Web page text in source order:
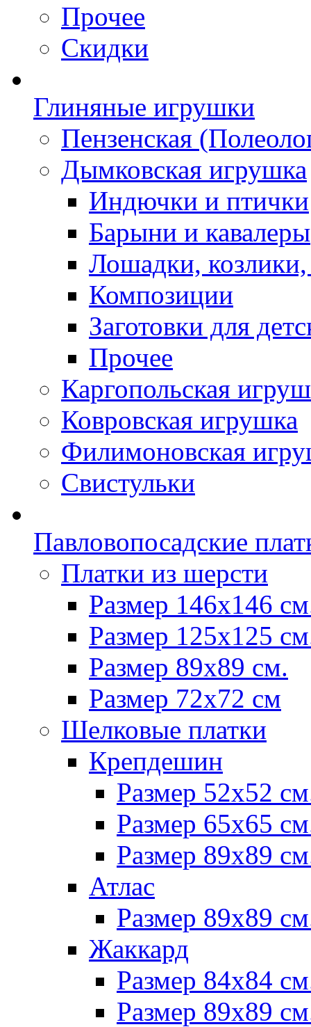
Прочее
Скидки
Глиняные игрушки
Пензенская
Дымковская игрушка
Индючки и птички
Барыни и кавалеры
Лошадки,
Композиции
Заготовки для
Прочее
Каргопольская
Ковровская игрушка
Филимоновская
Свистульки
Павловопосадские
Платки из шерсти
Размер 146х146
Размер 125х125
Размер 89х89 см.
Размер 72x72 см
Шелковые платки
Крепдешин
Размер 52х52
Размер 65х65
Размер 89х89
Атлас
Размер 89х89
Жаккард
Размер 84х84
Размер 89х89